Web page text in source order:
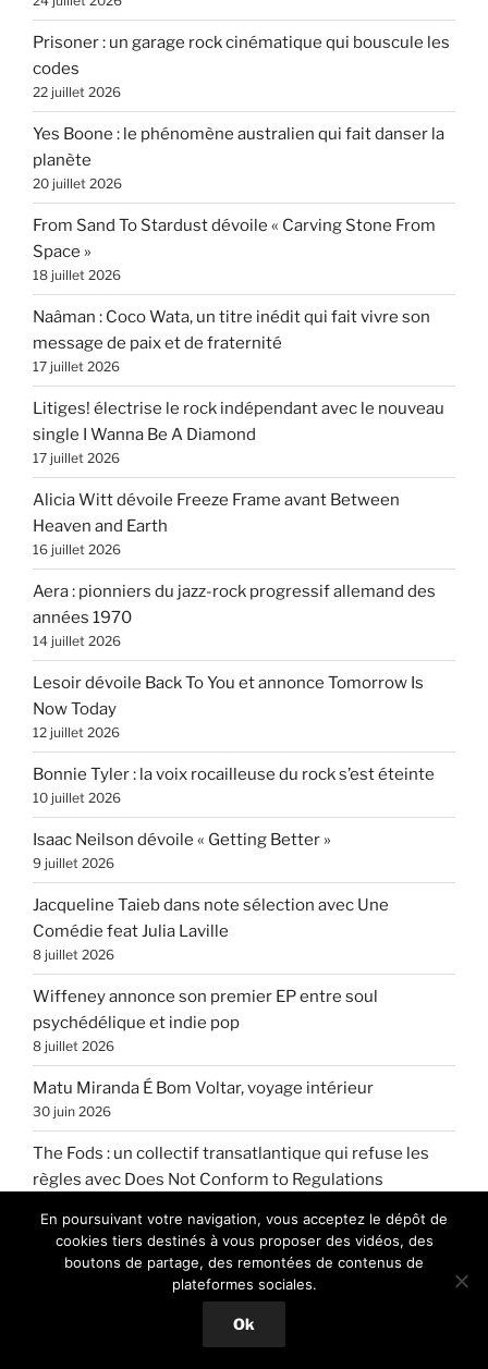
Prisoner : un garage rock cinématique qui bouscule les
codes
22 juillet 2026
Yes Boone : le phénomène australien qui fait danser la
planète
20 juillet 2026
From Sand To Stardust dévoile « Carving Stone From
Space »
18 juillet 2026
Naâman : Coco Wata, un titre inédit qui fait vivre son
message de paix et de fraternité
17 juillet 2026
Litiges! électrise le rock indépendant avec le nouveau
single I Wanna Be A Diamond
17 juillet 2026
Alicia Witt dévoile Freeze Frame avant Between
Heaven and Earth
16 juillet 2026
Aera : pionniers du jazz-rock progressif allemand des
années 1970
14 juillet 2026
Lesoir dévoile Back To You et annonce Tomorrow Is
Now Today
12 juillet 2026
Bonnie Tyler : la voix rocailleuse du rock s’est éteinte
10 juillet 2026
Isaac Neilson dévoile « Getting Better »
9 juillet 2026
Jacqueline Taieb dans note sélection avec Une
Comédie feat Julia Laville
8 juillet 2026
Wiffeney annonce son premier EP entre soul
psychédélique et indie pop
8 juillet 2026
Matu Miranda É Bom Voltar, voyage intérieur
30 juin 2026
The Fods : un collectif transatlantique qui refuse les
règles avec Does Not Conform to Regulations
Dogshark : un trio blues-rock britannique qui mord fort
26 juin 2026
En poursuivant votre navigation, vous acceptez le dépôt de
cookies tiers destinés à vous proposer des vidéos, des
boutons de partage, des remontées de contenus de
plateformes sociales.
Ok